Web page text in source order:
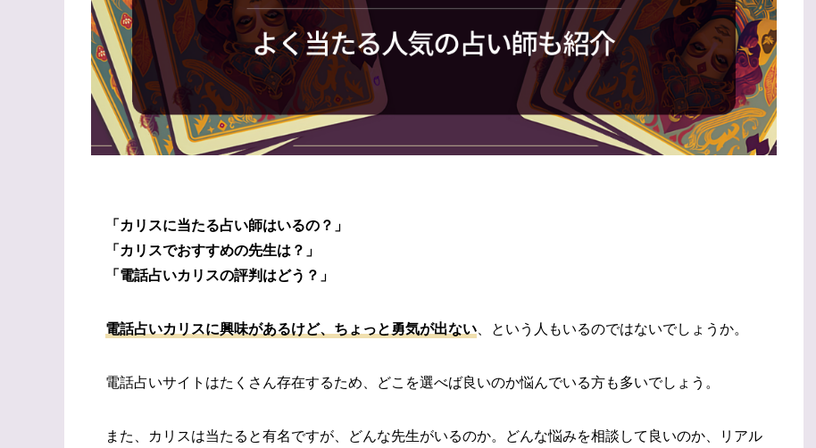
「カリスに当たる占い師はいるの？」
「カリスでおすすめの先生は？」
「電話占いカリスの評判はどう？」
電話占いカリスに興味があるけど、ちょっと勇気が出ない、という人もいるのではないでしょうか。
電話占いサイトはたくさん存在するため、どこを選べば良いのか悩んでいる方も多いでしょう。
また、カリスは当たると有名ですが、どんな先生がいるのか。どんな悩みを相談して良いのか、リアル